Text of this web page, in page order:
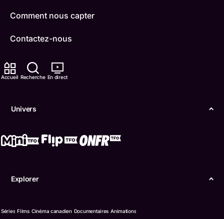
Accueil Recherche En direct
Univers
Explorer
Séries Films Cinéma canadien Documentaires Animations
Comment nous capter
Contactez-nous
ONFR
Boukili
Confidentialité
langue française de l’Ontario (TFO) - 2026